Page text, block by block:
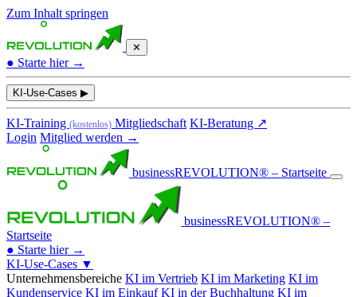
Zum Inhalt springen
✕
● Starte hier →
KI-Use-Cases ▶
KI-Training (kostenlos) Mitgliedschaft KI-Beratung ↗
Login Mitglied werden →
businessREVOLUTION® – Startseite
businessREVOLUTION® –
Startseite
● Starte hier →
KI-Use-Cases ▼
Unternehmensbereiche KI im Vertrieb KI im Marketing KI im
Kundenservice KI im Einkauf KI in der Buchhaltung KI im